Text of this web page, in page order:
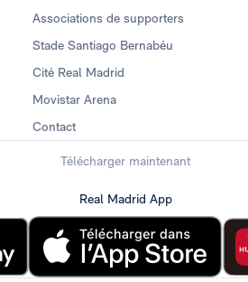
Associations de supporters
Stade Santiago Bernabéu
Cité Real Madrid
Movistar Arena
Contact
Télécharger maintenant
Real Madrid App